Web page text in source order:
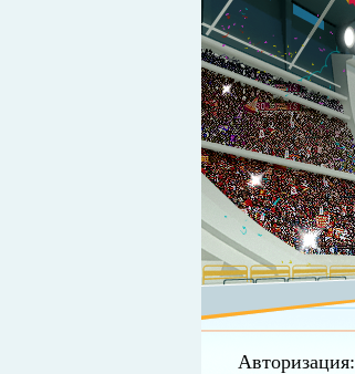
Авторизация: